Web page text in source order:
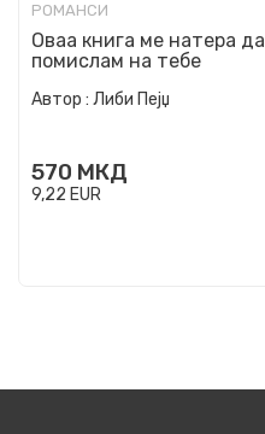
РОМАНСИ
Оваа книга ме натера да
помислам на тебе
Автор : Либи Пејџ
570 МКД
9,22 EUR